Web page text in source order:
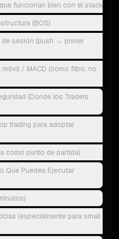
funcionan bien con el stack
(BOS)
de sesión (push → primer
/ MACD (como filtro, no
(Donde los Traders
trading para adoptar
como punto de partida)
Que Puedes Ejecutar
(especialmente para small